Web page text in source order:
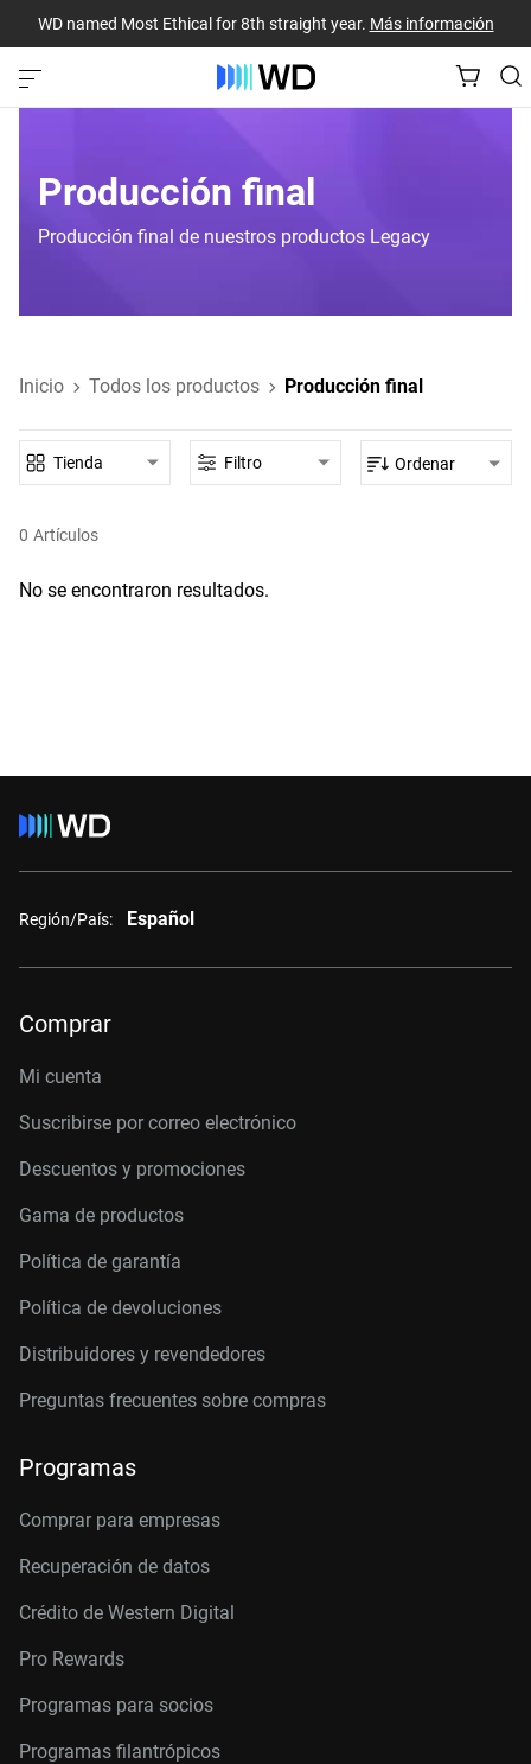
WD named Most Ethical for 8th straight year. Más información
Producción final
Producción final de nuestros productos Legacy
Inicio Todos los productos Producción final
0 Artículos
Tienda Filtro Ordenar
No se encontraron resultados.
Región/País: Español
Comprar
Mi cuenta
Suscribirse por correo electrónico
Descuentos y promociones
Gama de productos
Política de garantía
Política de devoluciones
Distribuidores y revendedores
Preguntas frecuentes sobre compras
Programas
Comprar para empresas
Recuperación de datos
Crédito de Western Digital
Pro Rewards
Programas para socios
Programas filantrópicos